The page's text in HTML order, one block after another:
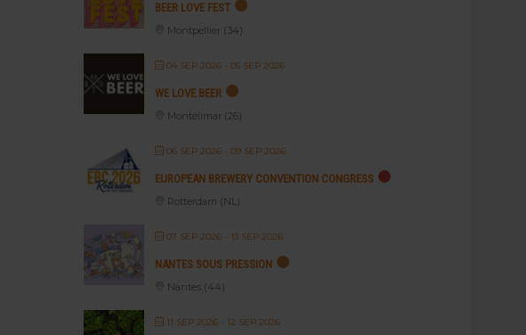
BEER LOVE FEST
Montpellier (34)
04 SEP 2026 - 05 SEP 2026
WE LOVE BEER
Montélimar (26)
06 SEP 2026 - 09 SEP 2026
EUROPEAN BREWERY CONVENTION CONGRESS
Rotterdam (NL)
07 SEP 2026 - 13 SEP 2026
NANTES SOUS PRESSION
Nantes (44)
11 SEP 2026 - 12 SEP 2026